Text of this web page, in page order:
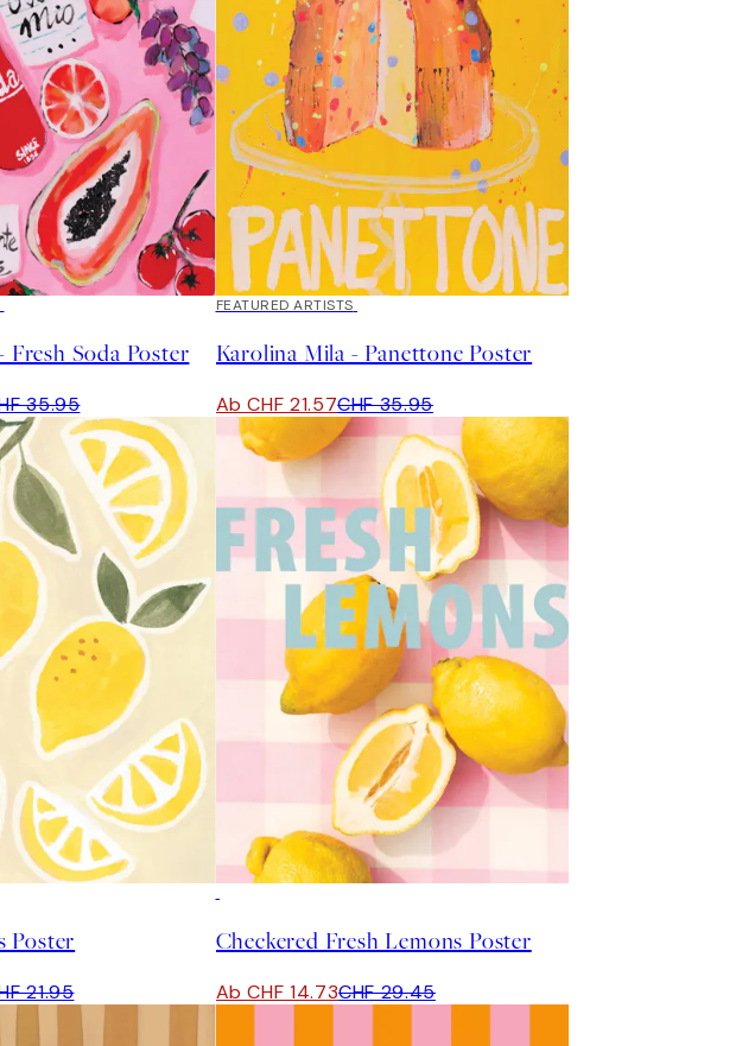
Soda Poster
35.95
40%*
FEATURED ARTISTS
Karolina Mila - Panettone Poster
Ab CHF 21.57CHF 35.95
Poster
21.95
Checkered Fresh Lemons Poster
Ab CHF 14.73CHF 29.45